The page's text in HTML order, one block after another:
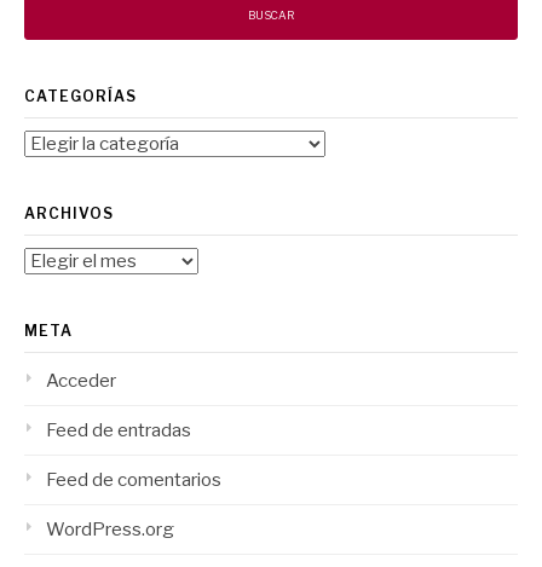
CATEGORÍAS
Categorías
ARCHIVOS
Archivos
META
Acceder
Feed de entradas
Feed de comentarios
WordPress.org